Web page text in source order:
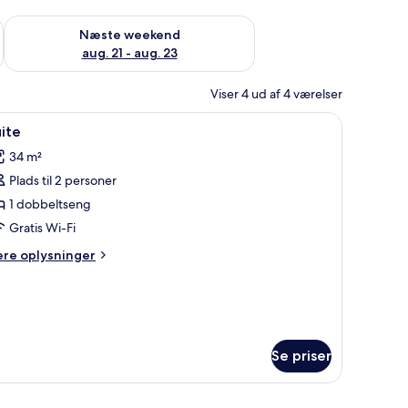
14 - aug. 16
Næste weekend
aug. 21 - aug. 23
Tjek tilgængelighed for næste weekend aug. 21 - aug. 23
Viser 4 ud af 4 værelser
et spejl og et tæppe med et mønster.Et hotelværelse med seng, sofa, et lille bord
10
34 m²
Plads til 2 personer
1 dobbeltseng
Gratis Wi-Fi
oplysninger
Se priser